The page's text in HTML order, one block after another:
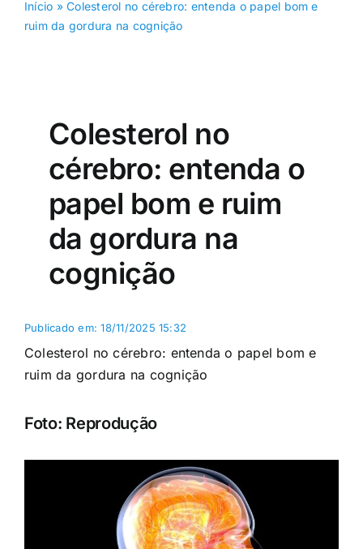
Início »Colesterol no cérebro: entenda o papel bom e
ruim da gordura na cognição
Colesterol no
cérebro: entenda o
papel bom e ruim
da gordura na
cognição
Publicado em: 18/11/2025 15:32
Colesterol no cérebro: entenda o papel bom e
ruim da gordura na cognição
Foto: Reprodução